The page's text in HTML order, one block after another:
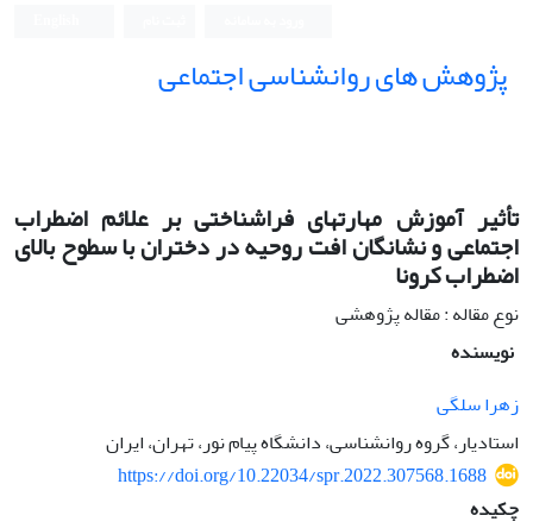
پژوهش های روانشناسی اجتماعی
تأثیر آموزش مهارت‏های فراشناختی بر علائم اضطراب
اجتماعی و نشانگان افت روحیه در دختران با سطوح بالای
اضطراب کرونا
نوع مقاله : مقاله پژوهشی
نویسنده
زهرا سلگی
استادیار، گروه روانشناسی، دانشگاه پیام نور، تهران، ایران
https://doi.org/10.22034/spr.2022.307568.1688
چکیده